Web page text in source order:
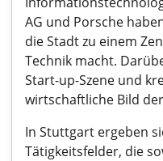
AG und Porsche
die Stadt zu einem
Technik macht.
Start-up-Szene und
wirtschaftliche Bild
In Stuttgart ergeben
Tätigkeitsfelder, die